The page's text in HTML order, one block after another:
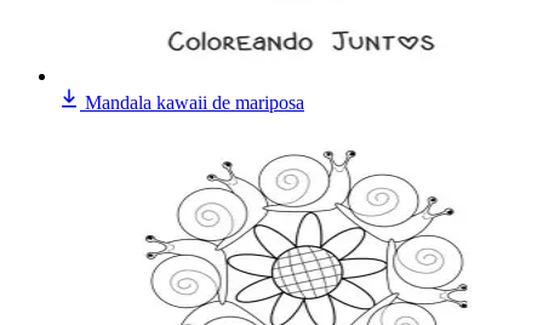
Mandala kawaii de mariposa